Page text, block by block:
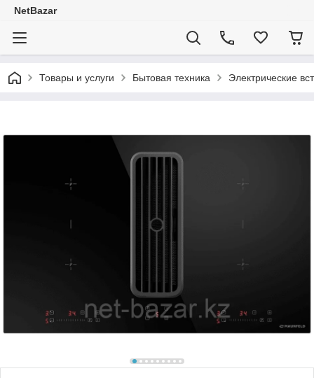
NetBazar
Товары и услуги Бытовая техника Электрические